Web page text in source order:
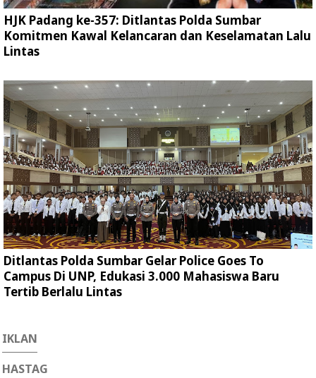
HJK Padang ke-357: Ditlantas Polda Sumbar
Komitmen Kawal Kelancaran dan Keselamatan Lalu
Lintas
Ditlantas Polda Sumbar Gelar Police Goes To
Campus Di UNP, Edukasi 3.000 Mahasiswa Baru
Tertib Berlalu Lintas
IKLAN
HASTAG